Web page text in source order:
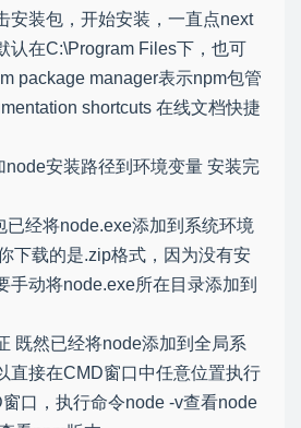
安装包，开始安装，一直点next
认在C:\Program Files下，也可
package manager表示npm包管
shortcuts 在线文档快捷
node安装路径到环境变量 安装完
已经将node.exe添加到系统环境
下载的是.zip格式，因为没有安
手动将node.exe所在目录添加到
既然已经将node添加到全局系
直接在CMD窗口中任意位置执行
口，执行命令node -v查看node